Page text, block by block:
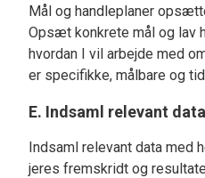
Mål og handleplaner
Opsæt konkrete mål og lav
hvordan I vil arbejde med
er specifikke, målbare og
E. Indsaml relevant data
Indsaml relevant data med
jeres fremskridt og